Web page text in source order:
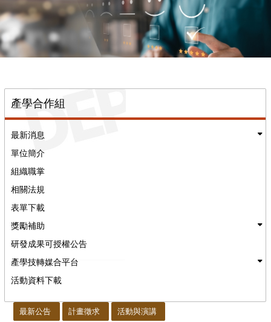
產學合作組
最新消息
單位簡介
組織職掌
相關法規
表單下載
獎勵補助
研發成果可授權公告
產學技轉媒合平台
活動資料下載
最新公告 計畫徵求 活動與演講